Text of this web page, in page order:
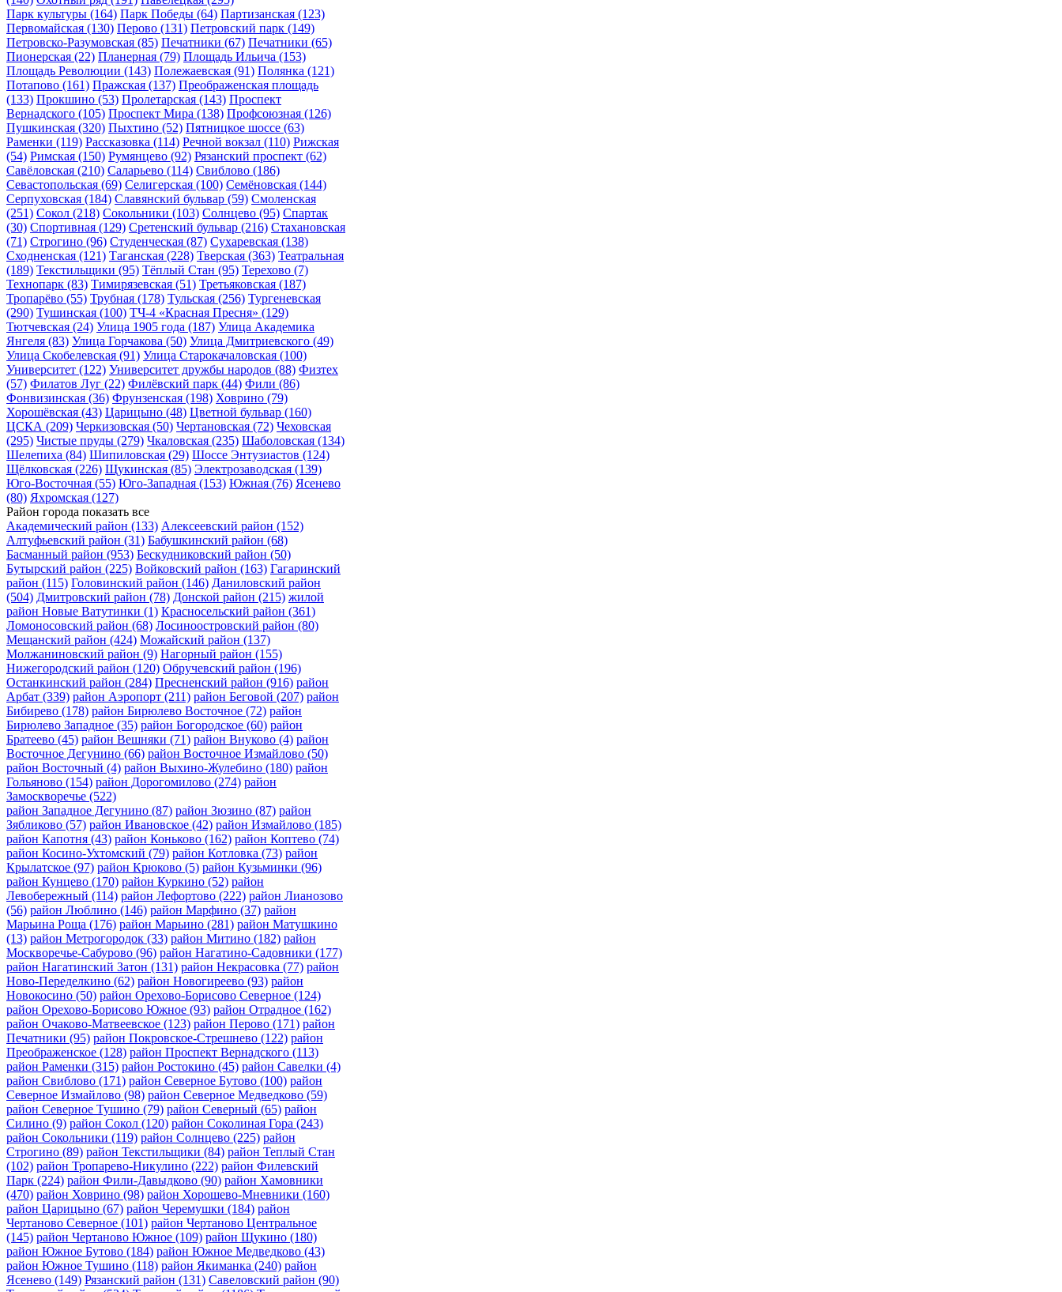
Парк культуры (164) Парк Победы (64) Партизанская (123)
Первомайская (130) Перово (131) Петровский парк (149)
Петровско-Разумовская (85) Печатники (67) Печатники (65)
Пионерская (22) Планерная (79) Площадь Ильича (153)
Площадь Революции (143) Полежаевская (91) Полянка (121)
Потапово (161) Пражская (137) Преображенская площадь
(133) Прокшино (53) Пролетарская (143) Проспект
Вернадского (105) Проспект Мира (138) Профсоюзная (126)
Пушкинская (320) Пыхтино (52) Пятницкое шоссе (63)
Раменки (119) Рассказовка (114) Речной вокзал (110) Рижская
(54) Римская (150) Румянцево (92) Рязанский проспект (62)
Савёловская (210) Саларьево (114) Свиблово (186)
Севастопольская (69) Селигерская (100) Семёновская (144)
Серпуховская (184) Славянский бульвар (59) Смоленская
(251) Сокол (218) Сокольники (103) Солнцево (95) Спартак
(30) Спортивная (129) Сретенский бульвар (216) Стахановская
(71) Строгино (96) Студенческая (87) Сухаревская (138)
Сходненская (121) Таганская (228) Тверская (363) Театральная
(189) Текстильщики (95) Тёплый Стан (95) Терехово (7)
Технопарк (83) Тимирязевская (51) Третьяковская (187)
Тропарёво (55) Трубная (178) Тульская (256) Тургеневская
(290) Тушинская (100) ТЧ-4 «Красная Пресня» (129)
Тютчевская (24) Улица 1905 года (187) Улица Академика
Янгеля (83) Улица Горчакова (50) Улица Дмитриевского (49)
Улица Скобелевская (91) Улица Старокачаловская (100)
Университет (122) Университет дружбы народов (88) Физтех
(57) Филатов Луг (22) Филёвский парк (44) Фили (86)
Фонвизинская (36) Фрунзенская (198) Ховрино (79)
Хорошёвская (43) Царицыно (48) Цветной бульвар (160)
ЦСКА (209) Черкизовская (50) Чертановская (72) Чеховская
(295) Чистые пруды (279) Чкаловская (235) Шаболовская (134)
Шелепиха (84) Шипиловская (29) Шоссе Энтузиастов (124)
Щёлковская (226) Щукинская (85) Электрозаводская (139)
Юго-Восточная (55) Юго-Западная (153) Южная (76) Ясенево
(80) Яхромская (127)
Район города показать все
Академический район (133) Алексеевский район (152)
Алтуфьевский район (31) Бабушкинский район (68)
Басманный район (953) Бескудниковский район (50)
Бутырский район (225) Войковский район (163) Гагаринский
район (115) Головинский район (146) Даниловский район
(504) Дмитровский район (78) Донской район (215) жилой
район Новые Ватутинки (1) Красносельский район (361)
Ломоносовский район (68) Лосиноостровский район (80)
Мещанский район (424) Можайский район (137)
Молжаниновский район (9) Нагорный район (155)
Нижегородский район (120) Обручевский район (196)
Останкинский район (284) Пресненский район (916) район
Арбат (339) район Аэропорт (211) район Беговой (207) район
Бибирево (178) район Бирюлево Восточное (72) район
Бирюлево Западное (35) район Богородское (60) район
Братеево (45) район Вешняки (71) район Внуково (4) район
Восточное Дегунино (66) район Восточное Измайлово (50)
район Восточный (4) район Выхино-Жулебино (180) район
Гольяново (154) район Дорогомилово (274) район
Замоскворечье (522)
район Западное Дегунино (87) район Зюзино (87) район
Зябликово (57) район Ивановское (42) район Измайлово (185)
район Капотня (43) район Коньково (162) район Коптево (74)
район Косино-Ухтомский (79) район Котловка (73) район
Крылатское (97) район Крюково (5) район Кузьминки (96)
район Кунцево (170) район Куркино (52) район
Левобережный (114) район Лефортово (222) район Лианозово
(56) район Люблино (146) район Марфино (37) район
Марьина Роща (176) район Марьино (281) район Матушкино
(13) район Метрогородок (33) район Митино (182) район
Москворечье-Сабурово (96) район Нагатино-Садовники (177)
район Нагатинский Затон (131) район Некрасовка (77) район
Ново-Переделкино (62) район Новогиреево (93) район
Новокосино (50) район Орехово-Борисово Северное (124)
район Орехово-Борисово Южное (93) район Отрадное (162)
район Очаково-Матвеевское (123) район Перово (171) район
Печатники (95) район Покровское-Стрешнево (122) район
Преображенское (128) район Проспект Вернадского (113)
район Раменки (315) район Ростокино (45) район Савелки (4)
район Свиблово (171) район Северное Бутово (100) район
Северное Измайлово (98) район Северное Медведково (59)
район Северное Тушино (79) район Северный (65) район
Силино (9) район Сокол (120) район Соколиная Гора (243)
район Сокольники (119) район Солнцево (225) район
Строгино (89) район Текстильщики (84) район Теплый Стан
(102) район Тропарево-Никулино (222) район Филевский
Парк (224) район Фили-Давыдково (90) район Хамовники
(470) район Ховрино (98) район Хорошево-Мневники (160)
район Царицыно (67) район Черемушки (184) район
Чертаново Северное (101) район Чертаново Центральное
(145) район Чертаново Южное (109) район Щукино (180)
район Южное Бутово (184) район Южное Медведково (43)
район Южное Тушино (118) район Якиманка (240) район
Ясенево (149) Рязанский район (131) Савеловский район (90)